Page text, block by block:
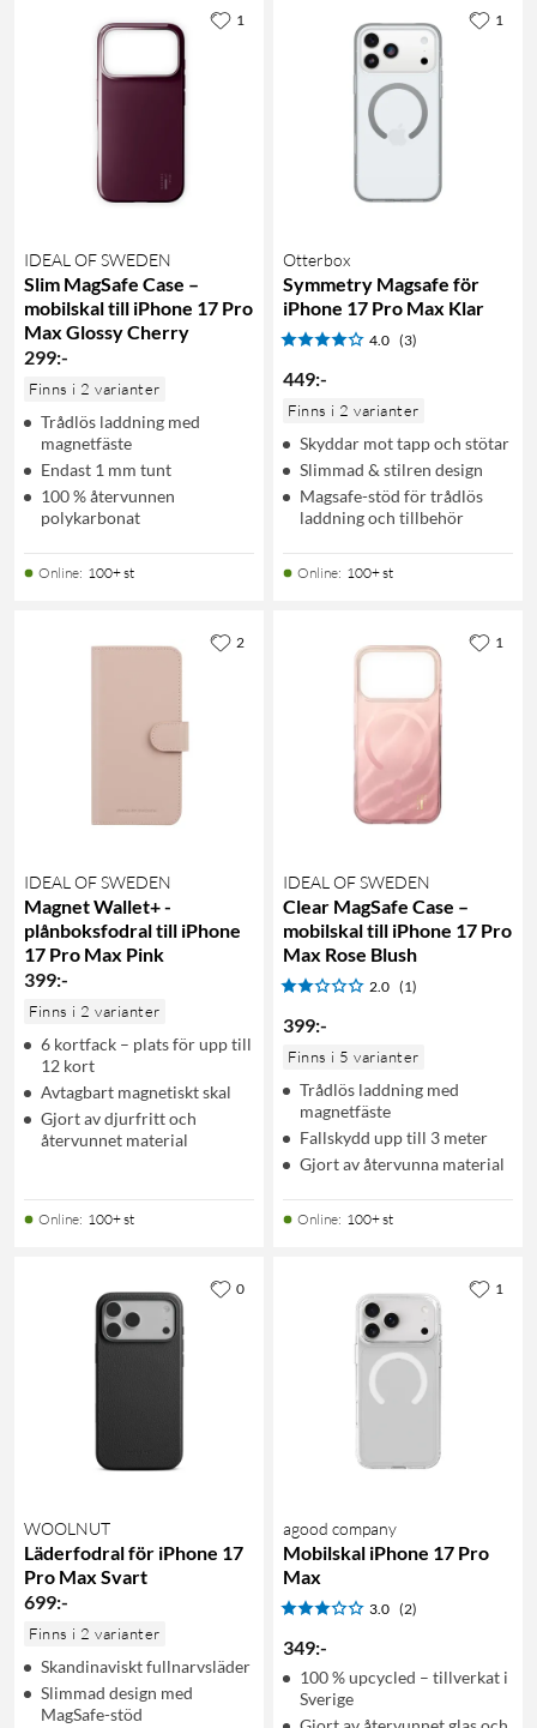
IDEAL OF SWEDEN
Slim MagSafe Case –
mobilskal till iPhone 17 Pro
Max Glossy Cherry
299:-
Finns i 2 varianter
Trådlös laddning med
magnetfäste
Endast 1 mm tunt
100 % återvunnen
polykarbonat
Online: 100+ st
1
Otterbox
Symmetry Magsafe för
iPhone 17 Pro Max Klar
4.0 (3)
449:-
Finns i 2 varianter
Skyddar mot tapp och stötar
Slimmad & stilren design
Magsafe-stöd för trådlös
laddning och tillbehör
Online: 100+ st
1
IDEAL OF SWEDEN
Magnet Wallet+ -
plånboksfodral till iPhone
17 Pro Max Pink
399:-
Finns i 2 varianter
6 kortfack – plats för upp till
12 kort
Avtagbart magnetiskt skal
Gjort av djurfritt och
återvunnet material
Online: 100+ st
2
IDEAL OF SWEDEN
Clear MagSafe Case –
mobilskal till iPhone 17 Pro
Max Rose Blush
2.0 (1)
399:-
Finns i 5 varianter
Trådlös laddning med
magnetfäste
Fallskydd upp till 3 meter
Gjort av återvunna material
Online: 100+ st
1
WOOLNUT
Läderfodral för iPhone 17
Pro Max Svart
699:-
Finns i 2 varianter
Skandinaviskt fullnarvsläder
Slimmad design med
MagSafe-stöd
0
agood company
Mobilskal iPhone 17 Pro
Max
3.0 (2)
349:-
100 % upcycled – tillverkat i
Sverige
1